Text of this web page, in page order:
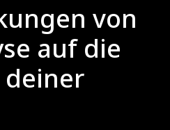
von
auf die